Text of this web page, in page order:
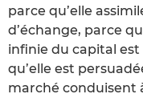
parce qu’elle
d’échange, parce
infinie du capital
qu’elle est
marché conduisent